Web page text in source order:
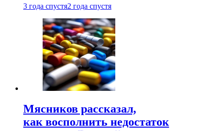
3 года спустя2 года спустя
Мясников рассказал,
как восполнить недостаток